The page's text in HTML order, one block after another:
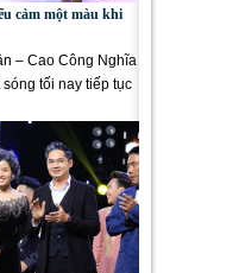
cảm một màu khi
– Cao Công Nghĩa
tối nay tiếp tục